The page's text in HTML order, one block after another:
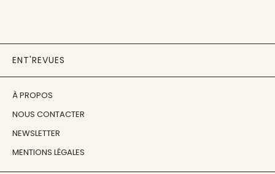
ENT'REVUES
À PROPOS
NOUS CONTACTER
NEWSLETTER
MENTIONS LÉGALES